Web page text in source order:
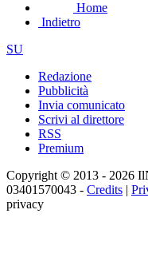
Home
Indietro
SU
Redazione
Pubblicità
Invia comunicato
Scrivi al direttore
RSS
Premium
Copyright © 2013 - 2026
03401570043 - Credits |
privacy